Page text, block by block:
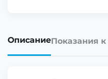
ОписаниеПоказания